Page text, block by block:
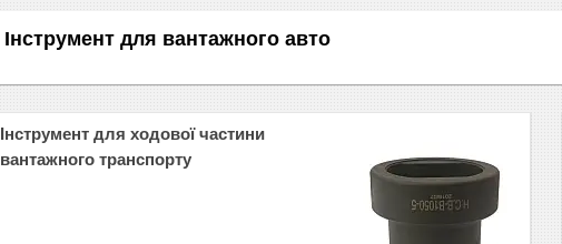
Інструмент для вантажного авто
Інструмент для ходової частини
вантажного транспорту